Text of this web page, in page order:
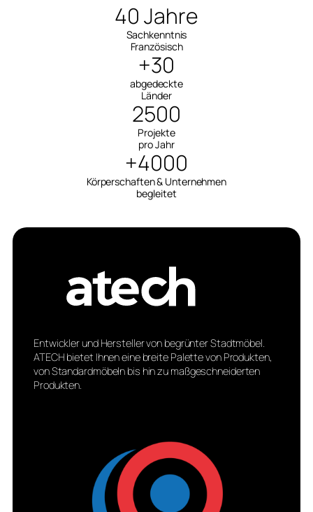
40 Jahre
Sachkenntnis
Französisch
+30
abgedeckte
Länder
2500
Projekte
pro Jahr
+4000
Körperschaften & Unternehmen
begleitet
Entwickler und Hersteller von begrünter Stadtmöbel.
ATECH bietet Ihnen eine breite Palette von Produkten,
von Standardmöbeln bis hin zu maßgeschneiderten
Produkten.